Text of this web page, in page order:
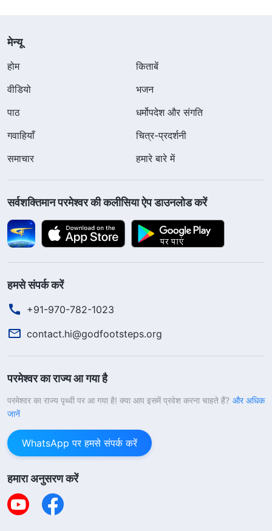
मेन्यू
होम
किताबें
वीडियो
भजन
पाठ
धर्मोपदेश और संगति
गवाहियाँ
चित्र-प्रदर्शनी
समाचार
हमारे बारे में
सर्वशक्तिमान परमेश्वर की कलीसिया ऐप डाउनलोड करें
हमसे संपर्क करें
+91-970-782-1023
contact.hi@godfootsteps.org
परमेश्वर का राज्य आ गया है
परमेश्वर का राज्य पृथ्वी पर आ गया है! क्या आप इसमें प्रवेश करना चाहते हैं? और अधिक
जानें
WhatsApp पर हमसे संपर्क करें
हमारा अनुसरण करें